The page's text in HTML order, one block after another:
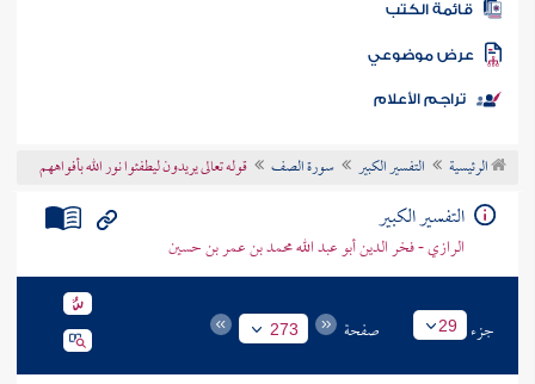
المكتبة
الكتب
موضوعي
تراجم الأعلام
الرئيسية التفسير الكبير سورة الصف قوله تعالى يريدون ليطفئوا نور الله بأفواههم
التفسير الكبير
الرازي - فخر الدين أبو عبد الله محمد بن عمر بن حسين
جزء 29 صفحة 273